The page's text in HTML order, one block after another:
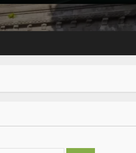
tradizione